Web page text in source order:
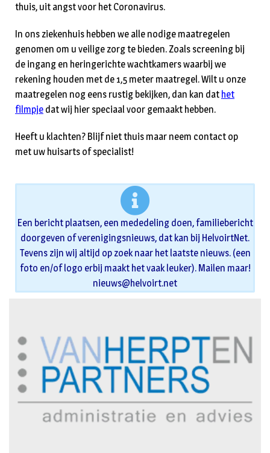
thuis, uit angst voor het Coronavirus.
In ons ziekenhuis hebben we alle nodige maatregelen
genomen om u veilige zorg te bieden. Zoals screening bij
de ingang en heringerichte wachtkamers waarbij we
rekening houden met de 1,5 meter maatregel. Wilt u onze
maatregelen nog eens rustig bekijken, dan kan dat het
filmpje dat wij hier speciaal voor gemaakt hebben.
Heeft u klachten? Blijf niet thuis maar neem contact op
met uw huisarts of specialist!
Een bericht plaatsen, een mededeling doen, familiebericht
doorgeven of verenigingsnieuws, dat kan bij HelvoirtNet.
Tevens zijn wij altijd op zoek naar het laatste nieuws. (een
foto en/of logo erbij maakt het vaak leuker). Mailen maar!
nieuws@helvoirt.net